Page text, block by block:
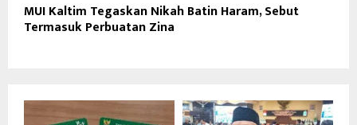
MUI Kaltim Tegaskan Nikah Batin Haram, Sebut
Termasuk Perbuatan Zina